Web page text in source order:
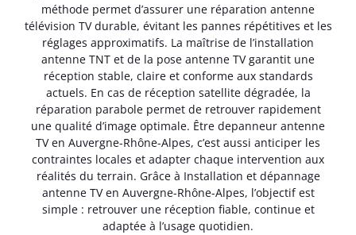
méthode permet d’assurer une réparation antenne
télévision TV durable, évitant les pannes répétitives et les
réglages approximatifs. La maîtrise de l’installation
antenne TNT et de la pose antenne TV garantit une
réception stable, claire et conforme aux standards
actuels. En cas de réception satellite dégradée, la
réparation parabole permet de retrouver rapidement
une qualité d’image optimale. Être depanneur antenne
TV en Auvergne-Rhône-Alpes, c’est aussi anticiper les
contraintes locales et adapter chaque intervention aux
réalités du terrain. Grâce à Installation et dépannage
antenne TV en Auvergne-Rhône-Alpes, l’objectif est
simple : retrouver une réception fiable, continue et
adaptée à l’usage quotidien.